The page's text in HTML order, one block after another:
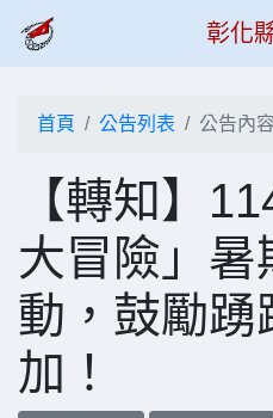
彰化
首頁 公告列表 公告內容
【轉知】
大冒險」暑
動，鼓勵踴
加！